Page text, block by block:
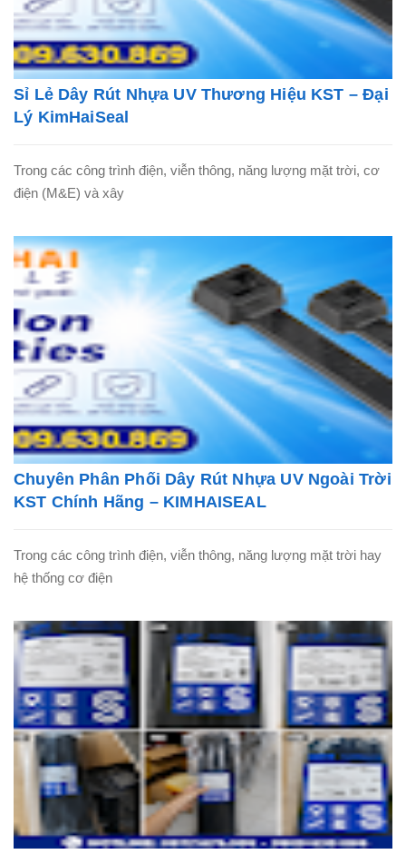
Sỉ Lẻ Dây Rút Nhựa UV Thương Hiệu KST – Đại
Lý KimHaiSeal
Trong các công trình điện, viễn thông, năng lượng mặt trời, cơ
điện (M&E) và xây
Chuyên Phân Phối Dây Rút Nhựa UV Ngoài Trời
KST Chính Hãng – KIMHAISEAL
Trong các công trình điện, viễn thông, năng lượng mặt trời hay
hệ thống cơ điện